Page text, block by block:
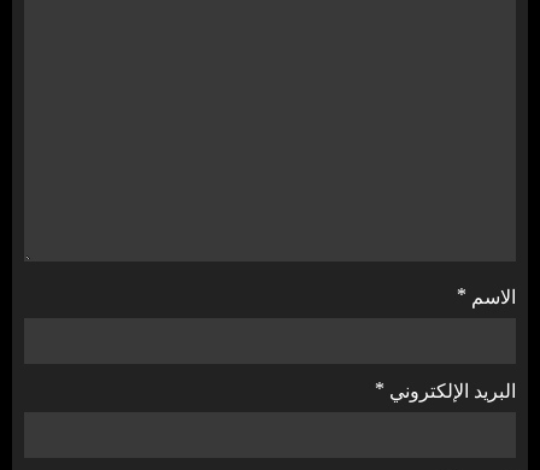
الاسم *
البريد الإلكتروني *